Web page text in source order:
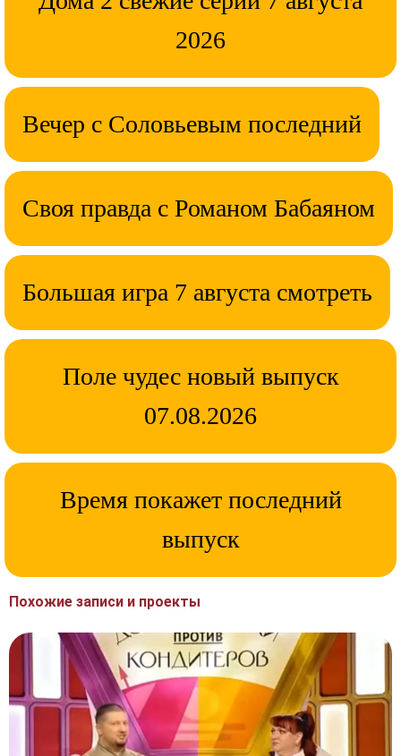
2026
Вечер с Соловьевым последний
Своя правда с Романом Бабаяном
Большая игра 7 августа смотреть
Поле чудес новый выпуск
07.08.2026
Время покажет последний
выпуск
Похожие записи и проекты